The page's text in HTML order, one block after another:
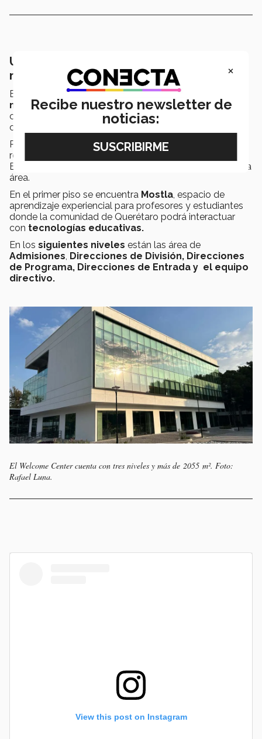
Un espacio para celebrar la
multidisciplinariedad
El Welcome Centeres un espacio que celebra la
multidisciplinariedadenespacios colaborativos
cuenta con tres niveles en más de 2055 metros
cuadrados de construcción.
Para lograr este espacio, el Tec campus Querétaro
remetió sus bardas y rejas que colindaban en Av.
Epigmenio González, lo que permitió la apertura de esta
área.
En el primer piso se encuentra Mostla, espacio de
aprendizaje experiencial para profesores y estudiantes
donde la comunidad de Querétaro podrá interactuar
con tecnologías educativas.
En los siguientes niveles están las área de
Admisiones, Direcciones de División, Direcciones
de Programa, Direcciones de Entrada y el equipo
directivo.
El Welcome Center cuenta con tres niveles y más de 2055 m². Foto:
Rafael Luna.
View this post on Instagram
×
Recibe nuestro newsletter de
noticias: